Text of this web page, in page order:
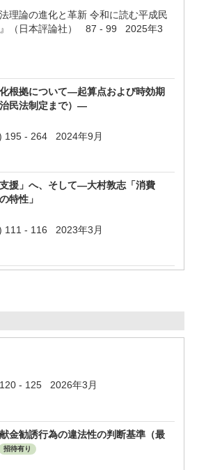
理論の進化と革新 令和に読む平成民
（日本評論社） 87 - 99 2025年3
根拠について―起算点および時効期
民法制定まで）―
195 - 264 2024年9月
支援」へ、そして―大村敦志「消費
特性」
111 - 116 2023年3月
- 125 2026年3月
金勧誘行為の違法性の判断基準（最
招待有り